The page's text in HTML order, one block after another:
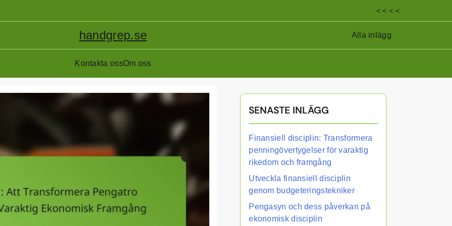
< < < <
handgrep.se Alla inlägg
Kontakta ossOm oss
SENASTE INLÄGG
Finansiell disciplin: Transformera
penningövertygelser för varaktig
rikedom och framgång
Utveckla finansiell disciplin
genom budgeteringstekniker
Pengasyn och dess påverkan på
ekonomisk disciplin